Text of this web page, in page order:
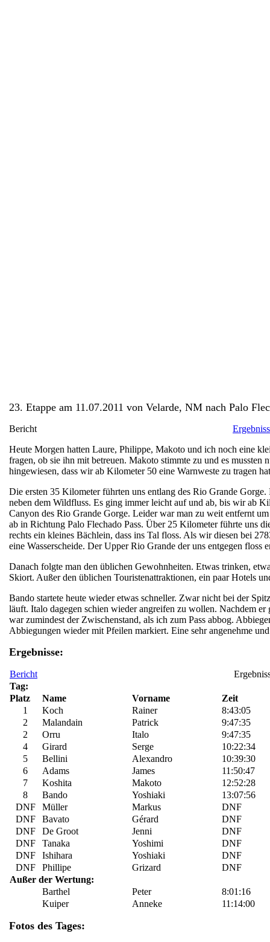
23. Etappe am 11.07.2011 von Velarde, NM nach Palo
Bericht
Heute Morgen hatten Laure, Philippe, Makoto und ich noch eine
fragen, ob sie ihn mit betreuen. Makoto stimmte zu und es
hingewiesen, dass wir ab Kilometer 50 eine Warnweste zu tragen
Die ersten 35 Kilometer führten uns entlang des Rio Grande
neben dem Wildfluss. Es ging immer leicht auf und ab, bis wir ab
Canyon des Rio Grande Gorge. Leider war man zu weit entfernt
ab in Richtung Palo Flechado Pass. Über 25 Kilometer führte uns
rechts ein kleines Bächlein, dass ins Tal floss. Als wir diesen bei
eine Wasserscheide. Der Upper Rio Grande der uns entgegen
Danach folgte man den üblichen Gewohnheiten. Etwas trinken,
Skiort. Außer den üblichen Touristenattraktionen, ein paar Hotels
Bando startete heute wieder etwas schneller. Zwar nicht bei der
läuft. Italo dagegen schien wieder angreifen zu wollen. Nachdem
war zumindest der Zwischenstand, als ich zum Pass abbog.
Abbiegungen wieder mit Pfeilen markiert. Eine sehr angenehme
Ergebnisse:
Bericht
Tag:
Platz
Name Vorname
Zeit
1
Koch Rainer
8:43:05
2
Malandain Patrick
9:47:35
2
Orru Italo
9:47:35
4
Girard Serge
10:22:34
5
Bellini Alexandro
10:39:30
6
Adams James
11:50:47
7
Koshita Makoto
12:52:28
8
Bando Yoshiaki
13:07:56
DNF
Müller Markus
DNF
DNF
Bavato Gérard
DNF
DNF
De Groot Jenni
DNF
DNF
Tanaka Yoshimi
DNF
DNF
Ishihara Yoshiaki
DNF
DNF
Phillipe Grizard
DNF
Außer der Wertung:
Barthel
Peter
8:01:16
Kuiper
Anneke 11:14:00
Fotos des Tages: